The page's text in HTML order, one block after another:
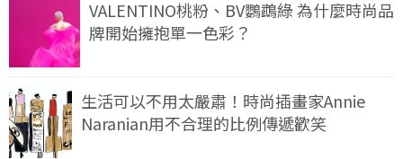
VALENTINO桃粉、BV鸚鵡綠 為什麼時尚品
牌開始擁抱單一色彩？
生活可以不用太嚴肅！時尚插畫家Annie
Naranian用不合理的比例傳遞歡笑